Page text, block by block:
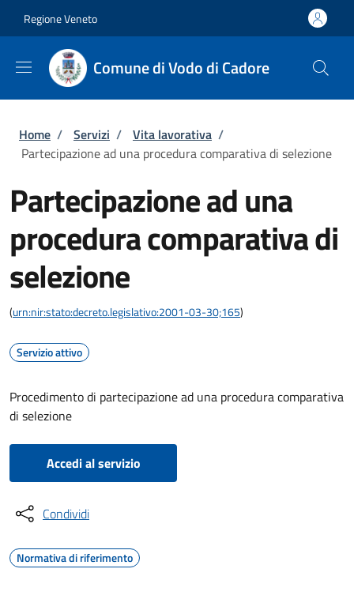
Regione Veneto
Comune di Vodo di Cadore
Briciole di pane
Home / Servizi / Vita lavorativa /
Partecipazione ad una procedura comparativa di selezione
Partecipazione ad una
procedura comparativa di
selezione
(urn:nir:stato:decreto.legislativo:2001-03-30;165)
Servizio attivo
Procedimento di partecipazione ad una procedura comparativa
di selezione
Accedi al servizio
Condividi
Normativa di riferimento